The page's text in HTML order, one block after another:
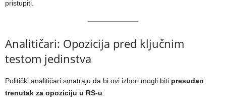
pristupiti.
Analitičari: Opozicija pred ključnim
testom jedinstva
Politički analitičari smatraju da bi ovi izbori mogli biti presudan
trenutak za opoziciju u RS-u